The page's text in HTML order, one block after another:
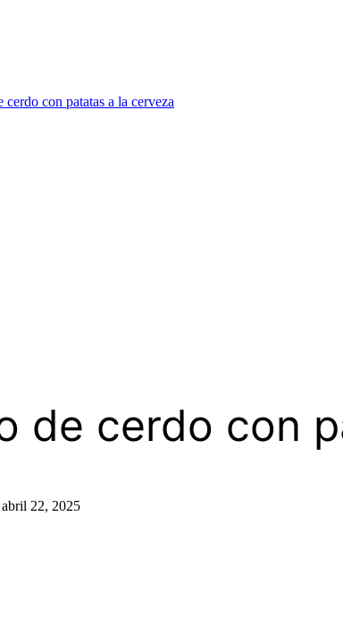
cerdo con patatas a la cerveza
de cerdo con
abril 22, 2025